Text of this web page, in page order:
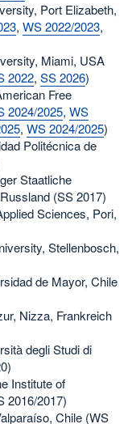
Port Elizabeth,
, WS 2022/2023,
Miami, USA
2022, SS 2026)
Free
2024/2025, WS
, WS 2024/2025)
Politécnica de
Staatliche
(SS 2017)
Sciences, Pori,
Stellenbosch,
de Mayor, Chile
Nizza, Frankreich
degli Studi di
Institute of
2016/2017)
Chile (WS